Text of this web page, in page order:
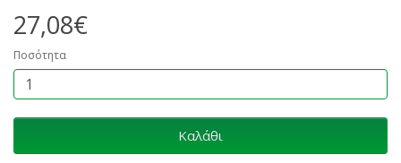
27,08€
Ποσότητα
Καλάθι